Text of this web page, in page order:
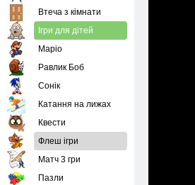
Втеча з кімнати
Ігри для дітей
Маріо
Равлик Боб
Сонік
Катання на лижах
Квести
Флеш ігри
Матч 3 гри
Пазли